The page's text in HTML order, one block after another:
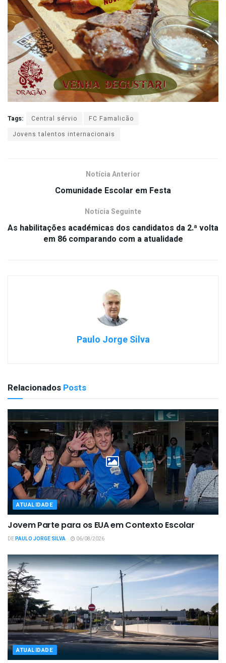
Tags: Central sérvio
FC Famalicão
Jovens talentos internacionais
Notícia Anterior
Comunidade Escolar em Festa
Notícia Seguinte
As habilitações académicas dos candidatos da 2.ª volta
em 86 comparando com a atualidade
Paulo Jorge Silva
Relacionados Posts
ATUALIDADE
Jovem Parte para os EUA em Contexto Escolar
DEPAULO JORGE SILVA 06/08/2026
ATUALIDADE